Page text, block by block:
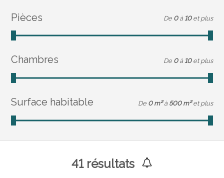
Pièces De 0 à 10 et plus
Chambres De 0 à 10 et plus
Surface habitable De 0 m² à 500 m² et plus
41résultats